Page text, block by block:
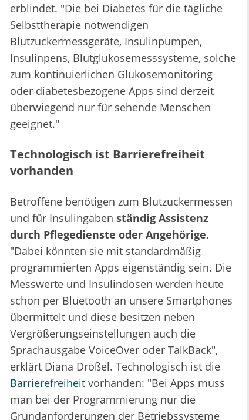
erblindet. "Die bei Diabetes für die tägliche
Selbsttherapie notwendigen
Blutzuckermessgeräte, Insulinpumpen,
Insulinpens, Blutglukosemesssysteme, solche
zum kontinuierlichen Glukosemonitoring
oder diabetesbezogene Apps sind derzeit
überwiegend nur für sehende Menschen
geeignet."
Technologisch ist Barrierefreiheit
vorhanden
Betroffene benötigen zum Blutzuckermessen
und für Insulingaben ständig Assistenz
durch Pflegedienste oder Angehörige.
"Dabei könnten sie mit standardmäßig
programmierten Apps eigenständig sein. Die
Messwerte und Insulindosen werden heute
schon per Bluetooth an unsere Smartphones
übermittelt und diese besitzen neben
Vergrößerungseinstellungen auch die
Sprachausgabe VoiceOver oder TalkBack",
erklärt Diana Droßel. Technologisch ist die
Barrierefreiheit vorhanden: "Bei Apps muss
man bei der Programmierung nur die
Grundanforderungen der Betriebssysteme